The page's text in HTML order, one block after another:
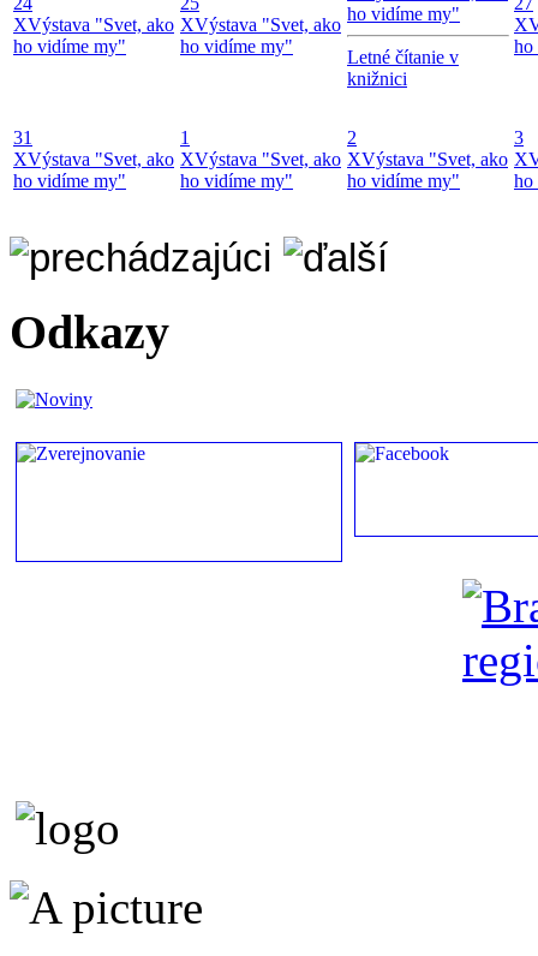
XVýstava "Svet, ako
ho vidíme my"
XVýstava "Svet, ako
ho vidíme my"
ho vidíme my"
Letné čítanie v
knižnici
X
ho
31
XVýstava "Svet, ako
ho vidíme my"
1
XVýstava "Svet, ako
ho vidíme my"
2
XVýstava "Svet, ako
ho vidíme my"
3
X
ho
Odkazy